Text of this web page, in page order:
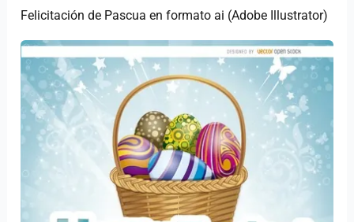
Felicitación de Pascua en formato ai (Adobe Illustrator)